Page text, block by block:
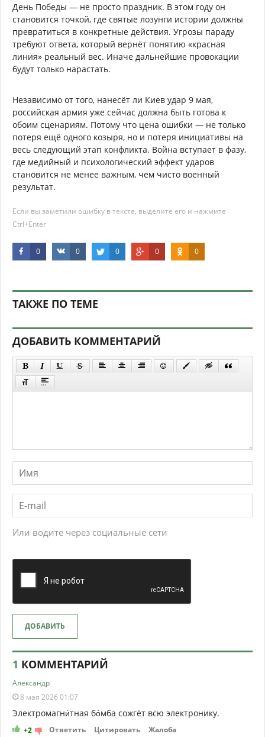
День Победы — не просто праздник. В этом году он
становится точкой, где святые лозунги истории должны
превратиться в конкретные действия. Угрозы параду
требуют ответа, который вернёт понятию «красная
линия» реальный вес. Иначе дальнейшие провокации
будут только нарастать.
Независимо от того, нанесёт ли Киев удар 9 мая,
российская армия уже сейчас должна быть готова к
обоим сценариям. Потому что цена ошибки — не только
потеря ещё одного козыря, но и потеря инициативы на
весь следующий этап конфликта. Война вступает в фазу,
где медийный и психологический эффект ударов
становится не менее важным, чем чисто военный
результат.
Если вы заметили ошибку в тексте, выделите его и нажмите
Ctrl+Enter
0 0 0 0 0
ТАКЖЕ ПО ТЕМЕ
ДОБАВИТЬ КОММЕНТАРИЙ
Или водите через социальные сети
ДОБАВИТЬ
1 КОММЕНТАРИЙ
Александр
8 мая 2026 01:07
Электромагни́тная бо́мба сожгёт всю электронику.
+2 Ответить Цитировать Жалоба